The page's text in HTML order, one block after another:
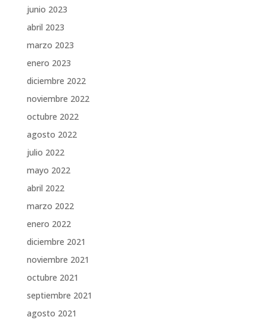
junio 2023
abril 2023
marzo 2023
enero 2023
diciembre 2022
noviembre 2022
octubre 2022
agosto 2022
julio 2022
mayo 2022
abril 2022
marzo 2022
enero 2022
diciembre 2021
noviembre 2021
octubre 2021
septiembre 2021
agosto 2021